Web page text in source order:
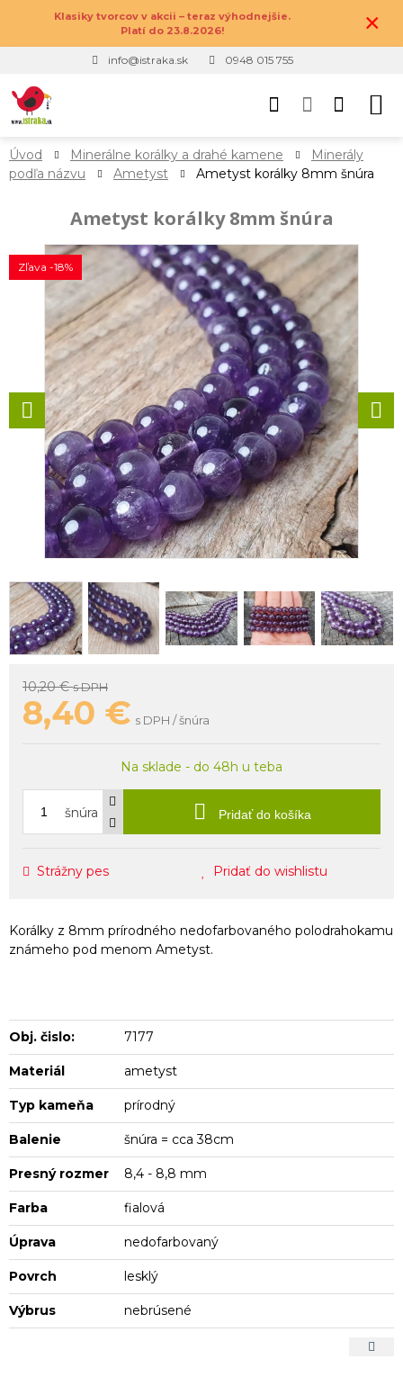
Klasiky tvorcov v akcii – teraz výhodnejšie.
Platí do 23.8.2026!
×
info@istraka.sk 0948 015 755
Úvod Minerálne korálky a drahé kamene
Minerály
podľa názvu
Ametyst Ametyst korálky 8mm šnúra
Ametyst korálky 8mm šnúra
Zľava -18%
10,20 €s DPH
8,40 € s DPH / šnúra
Na sklade - do 48h u teba
šnúra Pridať do košíka
Strážny pes Pridať do wishlistu
Korálky z 8mm prírodného nedofarbovaného polodrahokamu
známeho pod menom Ametyst.
Obj. čislo: 7177
Materiál ametyst
Typ kameňa prírodný
Balenie šnúra = cca 38cm
Presný rozmer 8,4 - 8,8 mm
Farba fialová
Úprava nedofarbovaný
Povrch lesklý
Výbrus nebrúsené